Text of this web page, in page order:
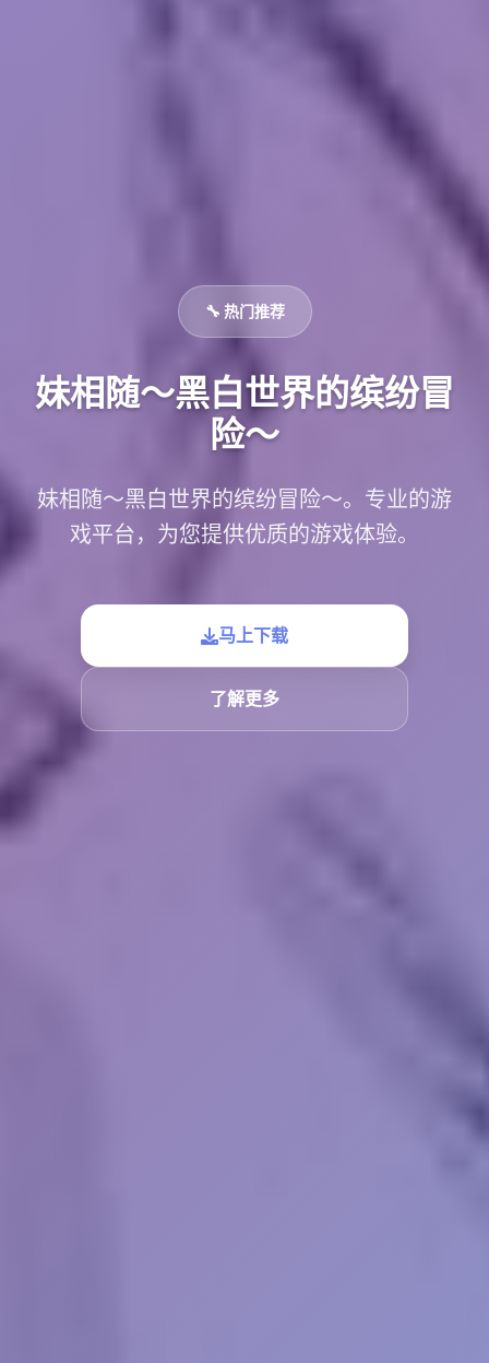
🔧 热门推荐
妹相随～黑白世界的缤纷冒
险～
妹相随～黑白世界的缤纷冒险～。专业的游
戏平台，为您提供优质的游戏体验。
马上下载
了解更多